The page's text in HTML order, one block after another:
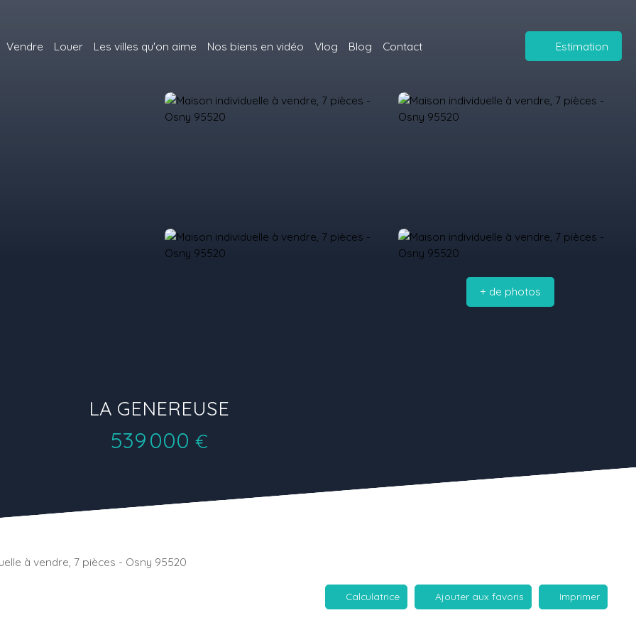
Vendre Louer Les villes qu'on aime Nos biens en vidéo Vlog Blog Contact Estimation
+ de photos
LA GENEREUSE
539 000 €
à vendre, 7 pièces - Osny 95520
Calculatrice Ajouter aux favoris Imprimer